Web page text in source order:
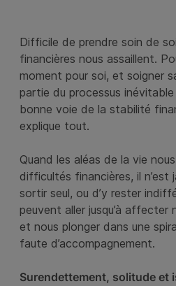
Difficile de prendre soin de
financières nous assaillent.
moment pour soi, et soigner
partie du processus inévitable
bonne voie de la stabilité
explique tout.
Quand les aléas de la vie
difficultés financières, il n’est
sortir seul, ou d’y rester
peuvent aller jusqu’à affecter
et nous plonger dans une
faute d’accompagnement.
Surendettement, solitude et